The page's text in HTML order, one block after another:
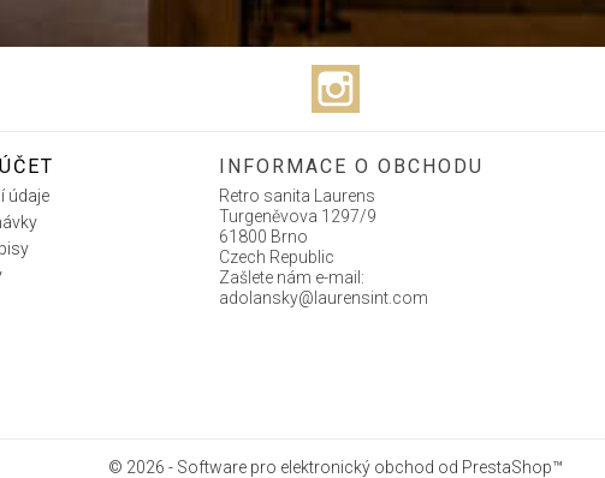
údaje
INFORMACE O OBCHODU
Retro sanita Laurens
Turgeněvova 1297/9
61800 Brno
Czech Republic
Zašlete nám e-mail:
adolansky@laurensint.com
© 2026 - Software pro elektronický obchod od PrestaShop™